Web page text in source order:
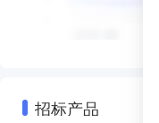
招标产品